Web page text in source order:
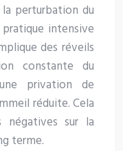
la perturbation du
intensive
des réveils
constante du
privation de
réduite. Cela
négatives sur la
terme.